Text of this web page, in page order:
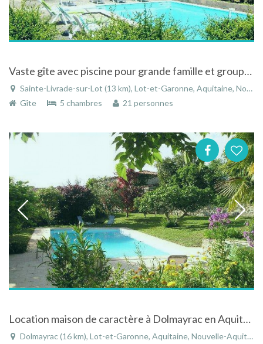
Vaste gîte avec piscine pour grande famille et groupes à Sainte-Livrade-sur-Lot en Aquitaine
Sainte-Livrade-sur-Lot (13 km), Lot-et-Garonne, Aquitaine, Nouvelle-Aquitaine, France
Gîte
5 chambres 21 personnes
Location maison de caractère à Dolmayrac en Aquitaine avec piscine
Dolmayrac (16 km), Lot-et-Garonne, Aquitaine, Nouvelle-Aquitaine, France